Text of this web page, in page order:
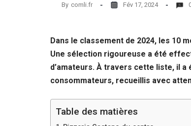
By comli.fr Fév 17, 2024
Dans le classement de 2024, les 10
Une sélection rigoureuse a été
d’amateurs. À travers cette liste, il
consommateurs, recueillis avec
Table des matières